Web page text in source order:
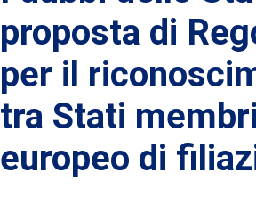
proposta di
per il
tra Stati
europeo di